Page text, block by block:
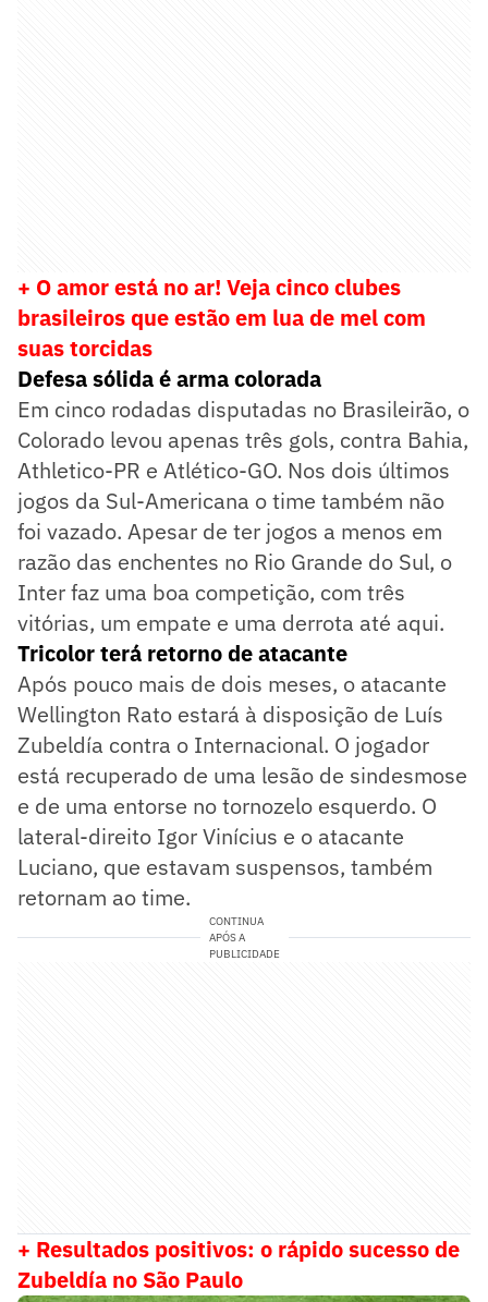
+ O amor está no ar! Veja cinco clubes
brasileiros que estão em lua de mel com
suas torcidas
Defesa sólida é arma colorada
Em cinco rodadas disputadas no Brasileirão, o
Colorado levou apenas três gols, contra Bahia,
Athletico-PR e Atlético-GO. Nos dois últimos
jogos da Sul-Americana o time também não
foi vazado. Apesar de ter jogos a menos em
razão das enchentes no Rio Grande do Sul, o
Inter faz uma boa competição, com três
vitórias, um empate e uma derrota até aqui.
Tricolor terá retorno de atacante
Após pouco mais de dois meses, o atacante
Wellington Rato estará à disposição de Luís
Zubeldía contra o Internacional. O jogador
está recuperado de uma lesão de sindesmose
e de uma entorse no tornozelo esquerdo. O
lateral-direito Igor Vinícius e o atacante
Luciano, que estavam suspensos, também
retornam ao time.
CONTINUA
APÓS A
PUBLICIDADE
+ Resultados positivos: o rápido sucesso de
Zubeldía no São Paulo